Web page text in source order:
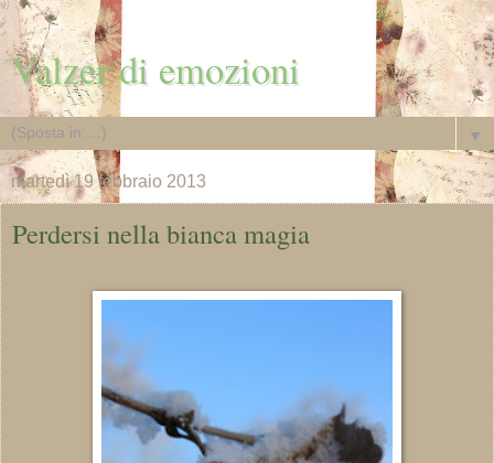
Valzer di emozioni
▼
martedì 19 febbraio 2013
Perdersi nella bianca magia